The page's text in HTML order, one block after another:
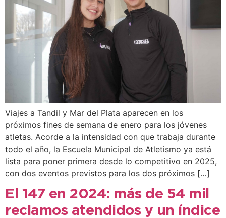
Viajes a Tandil y Mar del Plata aparecen en los
próximos fines de semana de enero para los jóvenes
atletas. Acorde a la intensidad con que trabaja durante
todo el año, la Escuela Municipal de Atletismo ya está
lista para poner primera desde lo competitivo en 2025,
con dos eventos previstos para los dos próximos […]
El 147 en 2024: más de 54 mil
reclamos atendidos y un índice